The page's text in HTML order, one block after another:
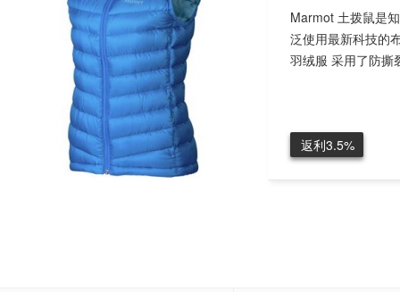
Marmot 土拨鼠是
泛使用最新科技的
羽绒服 采用了防撕
返利3.5%